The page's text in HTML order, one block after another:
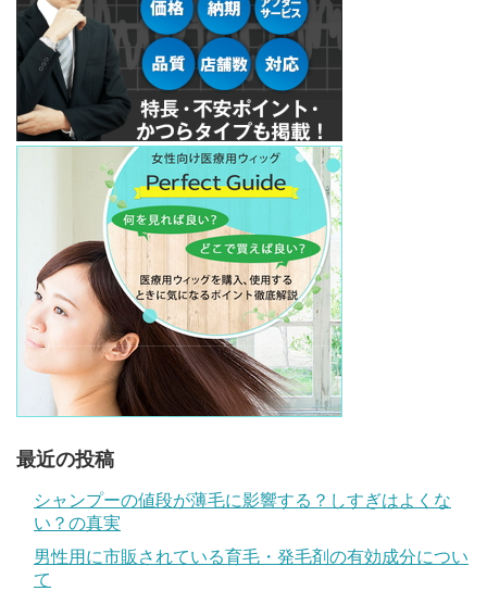
最近の投稿
シャンプーの値段が薄毛に影響する？しすぎはよくな
い？の真実
男性用に市販されている育毛・発毛剤の有効成分につい
て